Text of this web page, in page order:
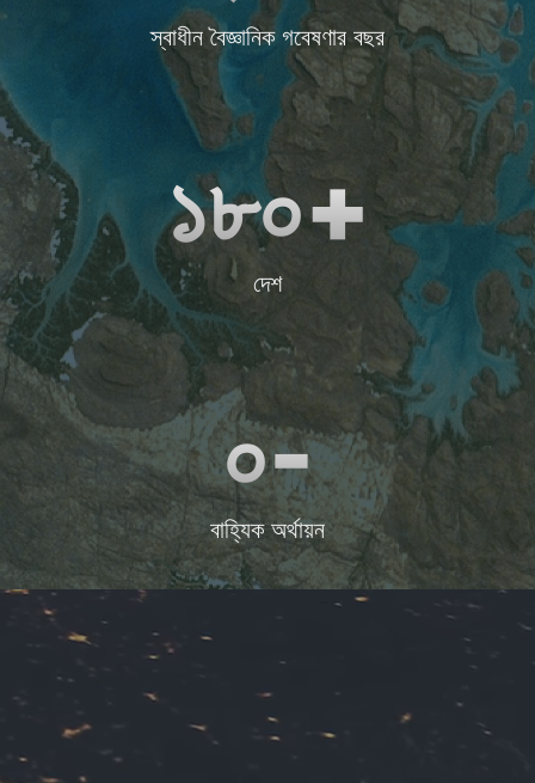
স্বাধীন বৈজ্ঞানিক গবেষণার বছর
১৮০+
দেশ
০-
বাহ্যিক অর্থায়ন